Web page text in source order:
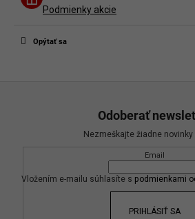
Podmienky akcie
Opýtať sa
Buďte prvý, kto napíše príspevok k tejto položke.
sa
alebo sa
Odoberať
Nezmeškajte žiadne novinky
Email
Vložením e-mailu súhlasíte s podmienkami
PRIHLÁSIŤ SA